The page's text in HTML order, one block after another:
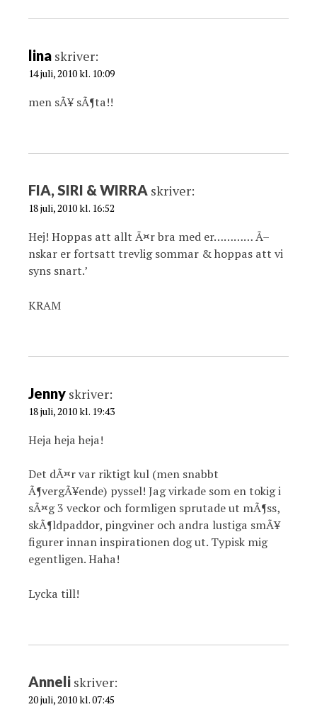
lina skriver:
14 juli, 2010 kl. 10:09
men sÃ¥ sÃ¶ta!!
FIA, SIRI & WIRRA skriver:
18 juli, 2010 kl. 16:52
Hej! Hoppas att allt Ã¤r bra med er………… Ã–
nskar er fortsatt trevlig sommar & hoppas att vi
syns snart.’
KRAM
Jenny skriver:
18 juli, 2010 kl. 19:43
Heja heja heja!
Det dÃ¤r var riktigt kul (men snabbt
Ã¶vergÃ¥ende) pyssel! Jag virkade som en tokig i
sÃ¤g 3 veckor och formligen sprutade ut mÃ¶ss,
skÃ¶ldpaddor, pingviner och andra lustiga smÃ¥
figurer innan inspirationen dog ut. Typisk mig
egentligen. Haha!
Lycka till!
Anneli skriver:
20 juli, 2010 kl. 07:45